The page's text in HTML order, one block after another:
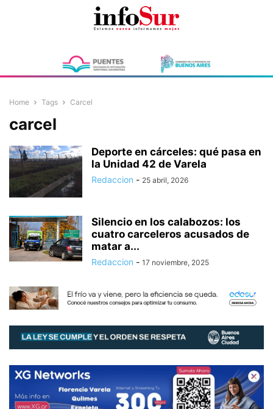
Home Tags Carcel
carcel
Deporte en cárceles: qué pasa en
la Unidad 42 de Varela
Redaccion - 25 abril, 2026
Silencio en los calabozos: los
cuatro carceleros acusados de
matar a...
Redaccion - 17 noviembre, 2025